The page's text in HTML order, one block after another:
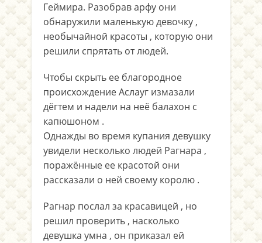
Геймира. Разобрав арфу они
обнаружили маленькую девочку ,
необычайной красоты , которую они
решили спрятать от людей.
Чтобы скрыть ее благородное
происхождение Аслауг измазали
дёгтем и надели на неё балахон с
капюшоном .
Однажды во время купания девушку
увидели несколько людей Рагнара ,
поражённые ее красотой они
рассказали о ней своему королю .
Рагнар послал за красавицей , но
решил проверить , насколько
девушка умна , он приказал ей